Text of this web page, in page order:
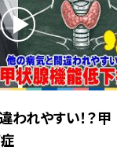
われやすい！？甲